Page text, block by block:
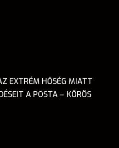
EXTRÉM HŐSÉG MIATT
A POSTA – KÖRÖS